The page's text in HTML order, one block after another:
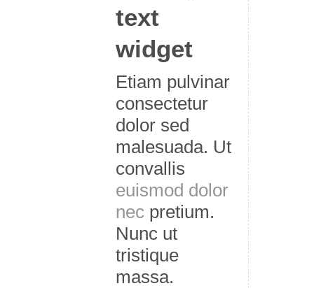
text
widget
Etiam pulvinar
consectetur
dolor sed
malesuada. Ut
convallis
euismod dolor
nec pretium.
Nunc ut
tristique
massa.